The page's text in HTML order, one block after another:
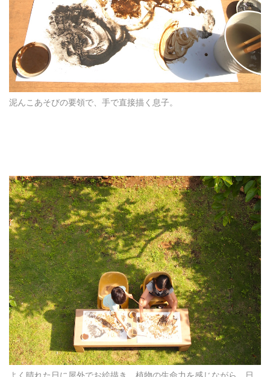
泥んこあそびの要領で、手で直接描く息子。
よく晴れた日に屋外でお絵描き。植物の生命力を感じながら、日